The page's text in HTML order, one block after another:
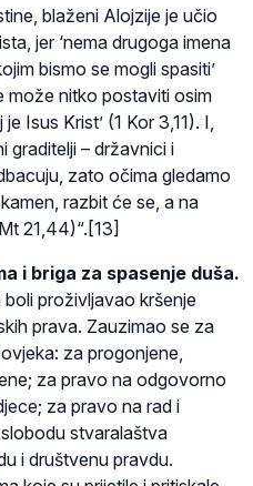
blaženi Alojzije je učio
jer ‘nema drugoga imena
bismo se mogli spasiti’
može nitko postaviti osim
Isus Krist’ (1 Kor 3,11). I,
graditelji – državnici i
zato očima gledamo
razbit će se, a na
21,44)“.[13]
i briga za spasenje duša.
proživljavao kršenje
prava. Zauzimao se za
za progonjene,
za pravo na odgovorno
za pravo na rad i
stvaralaštva
i društvenu pravdu.